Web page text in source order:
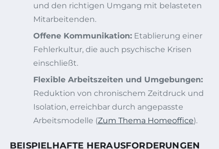
und den richtigen Umgang mit belasteten
Mitarbeitenden.
Offene Kommunikation: Etablierung einer
Fehlerkultur, die auch psychische Krisen
einschließt.
Flexible Arbeitszeiten und Umgebungen:
Reduktion von chronischem Zeitdruck und
Isolation, erreichbar durch angepasste
Arbeitsmodelle (Zum Thema Homeoffice).
BEISPIELHAFTE HERAUSFORDERUNGEN